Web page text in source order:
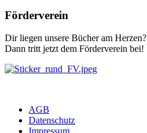
Förderverein
Dir liegen unsere Bücher am Herzen?
Dann tritt jetzt dem Förderverein bei!
AGB
Datenschutz